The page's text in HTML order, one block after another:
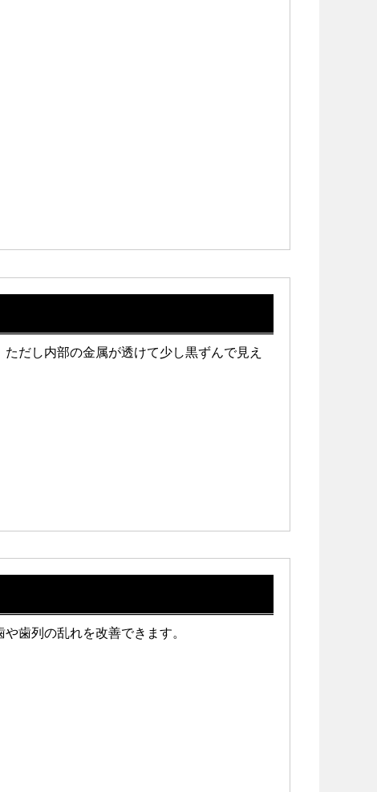
だし内部の金属が透けて少し黒ずんで見え
歯列の乱れを改善できます。